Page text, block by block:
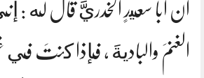
أن أبا سعيدٍ الخدريَّ قال له :
الغنمَ والباديةَ ، فإذا كنتَ في